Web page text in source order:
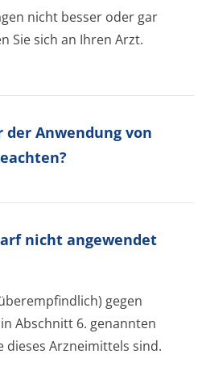
nicht besser oder gar
Sie sich an Ihren Arzt.
der Anwendung von
nicht angewendet
gegen
Abschnitt 6. genannten
dieses Arzneimittels sind.